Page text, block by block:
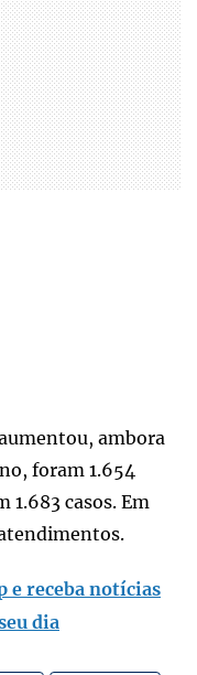
ambora
foram 1.654
1.683 casos. Em
e receba notícias
dia